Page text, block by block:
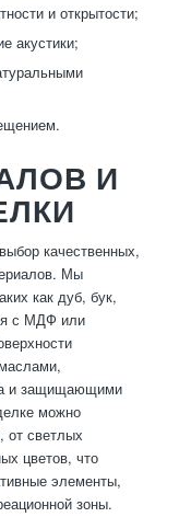
и открытости;
акустики;
И
качественных,
Мы
как дуб, бук,
с МДФ или
и защищающими
можно
от светлых
цветов, что
элементы,
зоны.